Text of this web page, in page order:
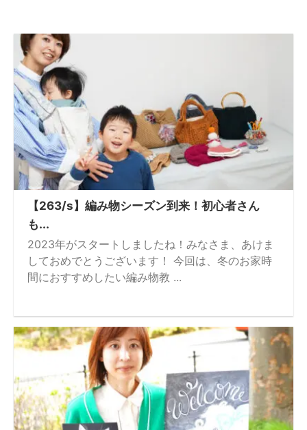
【263/s】編み物シーズン到来！初心者さん
も...
2023年がスタートしましたね！みなさま、あけま
しておめでとうございます！ 今回は、冬のお家時
間におすすめしたい編み物教 ...